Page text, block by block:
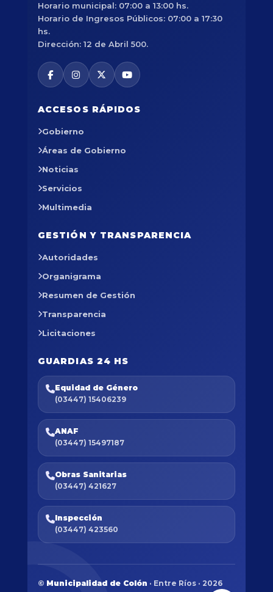
Horario municipal: 07:00 a 13:00 hs.
Horario de Ingresos Públicos: 07:00 a 17:30
hs.
Dirección: 12 de Abril 500.
ACCESOS RÁPIDOS
Gobierno
Áreas de Gobierno
Noticias
Servicios
Multimedia
GESTIÓN Y TRANSPARENCIA
Autoridades
Organigrama
Resumen de Gestión
Transparencia
Licitaciones
GUARDIAS 24 HS
Equidad de Género
(03447) 15406239
ANAF
(03447) 15497187
Obras Sanitarias
(03447) 421627
Inspección
(03447) 423560
© Municipalidad de Colón · Entre Ríos · 2026